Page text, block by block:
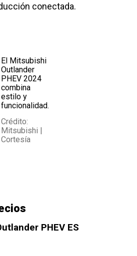
conectada.
El Mitsubishi
Outlander
PHEV 2024
combina
estilo y
funcionalidad.
Crédito:
Mitsubishi |
Cortesía
PHEV ES